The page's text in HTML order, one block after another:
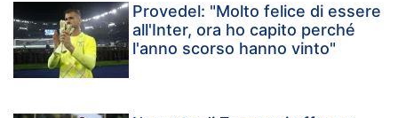
Provedel: "Molto felice di essere
all'Inter, ora ho capito perché
l'anno scorso hanno vinto"